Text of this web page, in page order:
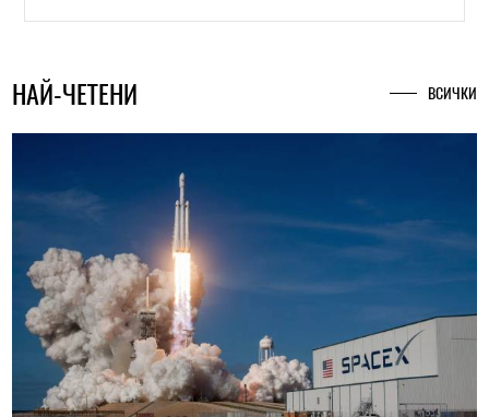
НАЙ-ЧЕТЕНИ ВСИЧКИ